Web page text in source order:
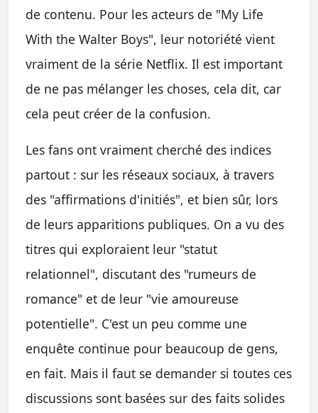
de contenu. Pour les acteurs de "My Life
With the Walter Boys", leur notoriété vient
vraiment de la série Netflix. Il est important
de ne pas mélanger les choses, cela dit, car
cela peut créer de la confusion.
Les fans ont vraiment cherché des indices
partout : sur les réseaux sociaux, à travers
des "affirmations d'initiés", et bien sûr, lors
de leurs apparitions publiques. On a vu des
titres qui exploraient leur "statut
relationnel", discutant des "rumeurs de
romance" et de leur "vie amoureuse
potentielle". C'est un peu comme une
enquête continue pour beaucoup de gens,
en fait. Mais il faut se demander si toutes ces
discussions sont basées sur des faits solides